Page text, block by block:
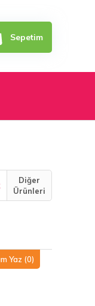
Sepetim
Diğer
Ürünleri
Yaz (0)